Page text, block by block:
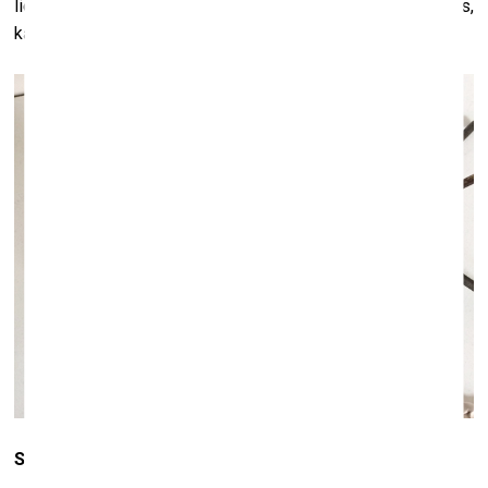
lietiņas, izstādē es tās likšu kopā un skatīšos, kas sanāks,
kādi šie stāsti veidosies.
Sanāk gluži vai dienasgrāmata.